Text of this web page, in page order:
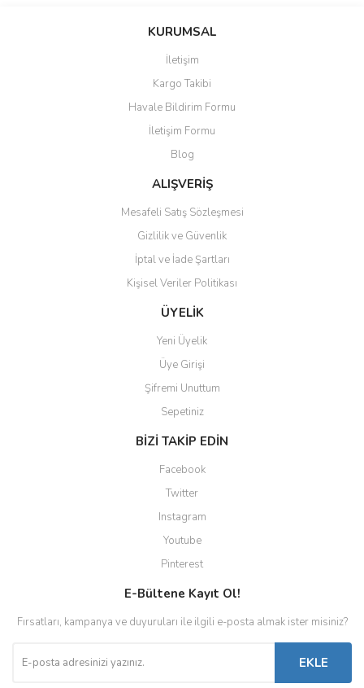
KURUMSAL
İletişim
Kargo Takibi
Havale Bildirim Formu
İletişim Formu
Blog
ALIŞVERİŞ
Mesafeli Satış Sözleşmesi
Gizlilik ve Güvenlik
İptal ve İade Şartları
Kişisel Veriler Politikası
ÜYELİK
Yeni Üyelik
Üye Girişi
Şifremi Unuttum
Sepetiniz
BİZİ TAKİP EDİN
Facebook
Twitter
Instagram
Youtube
Pinterest
E-Bültene Kayıt Ol!
Fırsatları, kampanya ve duyuruları ile ilgili e-posta almak ister misiniz?
EKLE